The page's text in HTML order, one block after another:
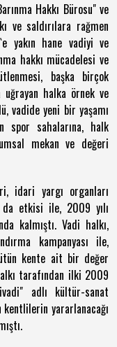
Hakkı Bürosu" ve
ve saldırılara rağmen
yakın hane vadiyi ve
hakkı mücadelesi ve
başka birçok
uğrayan halka örnek ve
vadide yeni bir yaşamı
spor sahalarına, halk
mekan ve değeri
idari yargı organları
da etkisi ile, 2009 yılı
kalmıştı. Vadi halkı,
kampanyası ile,
kente ait bir değer
tarafından ilki 2009
adlı kültür-sanat
yararlanacağı